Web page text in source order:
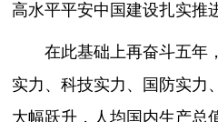
高水平平安中国建设扎实推
在此基础上再奋斗五年
实力、科技实力、国防实力
大幅跃升，人均国内生产总